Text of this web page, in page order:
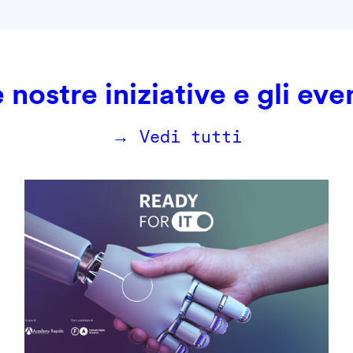
nostre iniziative e gli
→ Vedi tutti